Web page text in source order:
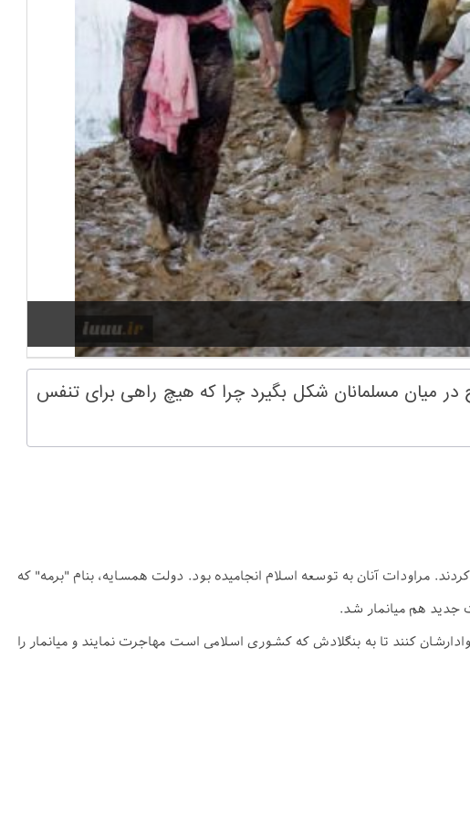
میان مسلمانان شکل بگیرد چرا که هیچ راهی برای تنفس
بنام "آراکان" وجود داشت که 3 میلیون مسلمان در آن زندگی می کردند. مراودات آنان به توسعه اسلام انجامیده بود. دولت همسایه، بنام "برمه" که
کنند تا به بنگلادش که کشوری اسلامی است مهاجرت نمایند و میانمار را